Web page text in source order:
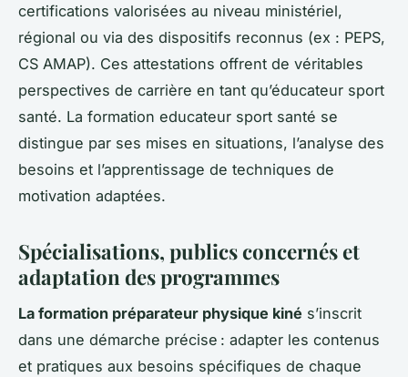
certifications valorisées au niveau ministériel,
régional ou via des dispositifs reconnus (ex : PEPS,
CS AMAP). Ces attestations offrent de véritables
perspectives de carrière en tant qu’éducateur sport
santé. La formation educateur sport santé se
distingue par ses mises en situations, l’analyse des
besoins et l’apprentissage de techniques de
motivation adaptées.
Spécialisations, publics concernés et
adaptation des programmes
La formation préparateur physique kiné s’inscrit
dans une démarche précise : adapter les contenus
et pratiques aux besoins spécifiques de chaque